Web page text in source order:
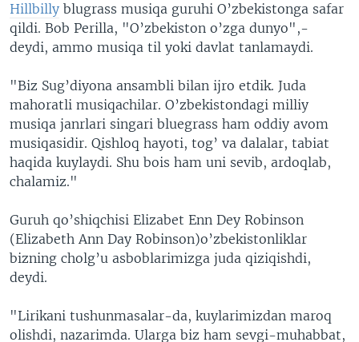
XABARLAR SURATLARDA
TELEGRAM
TWITTER
Hillbilly blugrass musiqa guruhi O’zbekistonga safar
qildi. Bob Perilla, "O’zbekiston o’zga dunyo",-
deydi, ammo musiqa til yoki davlat tanlamaydi.
"Biz Sug’diyona ansambli bilan ijro etdik. Juda
mahoratli musiqachilar. O’zbekistondagi milliy
musiqa janrlari singari bluegrass ham oddiy avom
musiqasidir. Qishloq hayoti, tog’ va dalalar, tabiat
haqida kuylaydi. Shu bois ham uni sevib, ardoqlab,
chalamiz."
Guruh qo’shiqchisi Elizabet Enn Dey Robinson
(Elizabeth Ann Day Robinson)o’zbekistonliklar
bizning cholg’u asboblarimizga juda qiziqishdi,
deydi.
"Lirikani tushunmasalar-da, kuylarimizdan maroq
olishdi, nazarimda. Ularga biz ham sevgi-muhabbat,